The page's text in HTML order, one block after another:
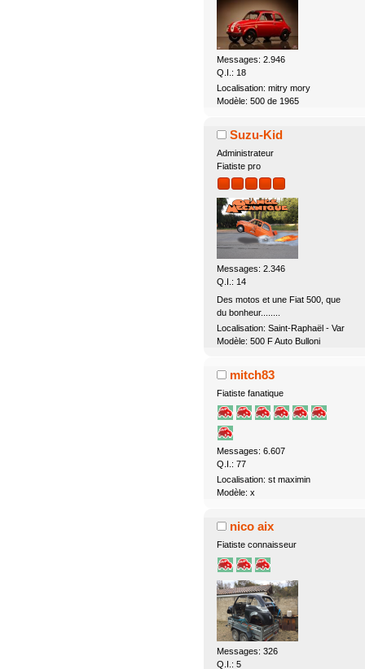
Messages: 2.946
Q.I.: 18
Localisation: mitry mory
Modèle: 500 de 1965
Suzu-Kid
Administrateur
Fiatiste pro
Messages: 2.346
Q.I.: 14
Des motos et une Fiat 500, que
du bonheur........
Localisation: Saint-Raphaël - Var
Modèle: 500 F Auto Bulloni
mitch83
Fiatiste fanatique
Messages: 6.607
Q.I.: 77
Localisation: st maximin
Modèle: x
nico aix
Fiatiste connaisseur
Messages: 326
Q.I.: 5